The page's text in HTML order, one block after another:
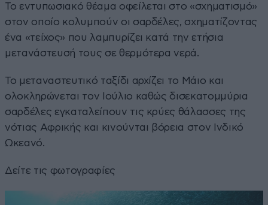
Το εντυπωσιακό θέαμα οφείλεται στο «σχηματισμό»
στον οποίο κολυμπούν οι σαρδέλες, σχηματίζοντας
ένα «τείχος» που λαμπυρίζει κατά την ετήσια
μετανάστευσή τους σε θερμότερα νερά.
Το μεταναστευτικό ταξίδι αρχίζει το Μάιο και
ολοκληρώνεται τον Ιούλιο καθώς δισεκατομμύρια
σαρδέλες εγκαταλείπουν τις κρύες θάλασσες της
νότιας Αφρικής και κινούνται βόρεια στον Ινδικό
Ωκεανό.
Δείτε τις φωτογραφίες